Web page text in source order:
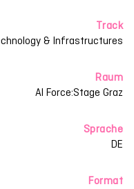
Track
& Infrastructures
Raum
AI Force:Stage Graz
Sprache
DE
Format